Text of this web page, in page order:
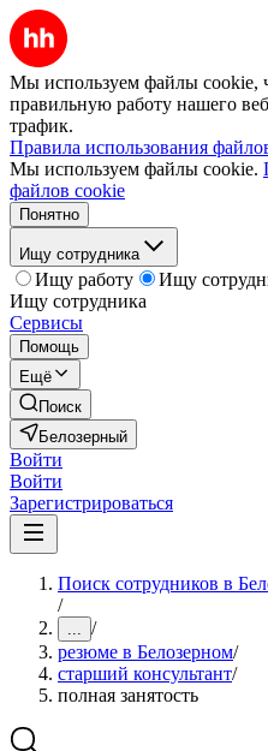
Мы используем файлы cookie,
правильную работу нашего
трафик.
Правила использования
Мы используем файлы cookie.
файлов cookie
Понятно
Ищу сотрудника
Ищу работу
Ищу
Ищу сотрудника
Сервисы
Помощь
Ещё
Поиск
Белозерный
Войти
Войти
Зарегистрироваться
Поиск сотрудников в
/
... /
резюме в Белозерном/
старший консультант/
полная занятость